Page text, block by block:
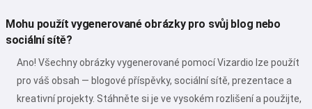
Mohu použít vygenerované obrázky pro svůj blog nebo
sociální sítě?
Ano! Všechny obrázky vygenerované pomocí Vizardio lze použít
pro váš obsah — blogové příspěvky, sociální sítě, prezentace a
kreativní projekty. Stáhněte si je ve vysokém rozlišení a použijte,